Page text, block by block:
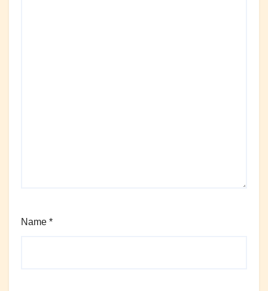
Name *